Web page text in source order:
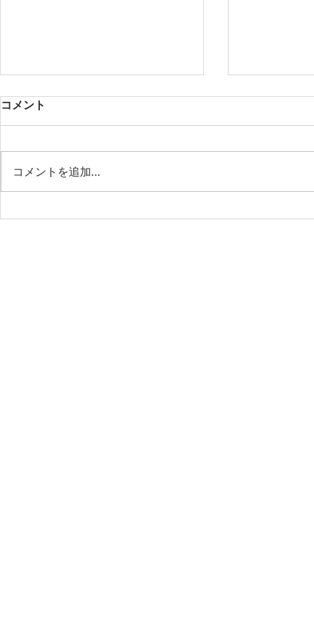
第53期定期総会
コメント
コメントを追加…